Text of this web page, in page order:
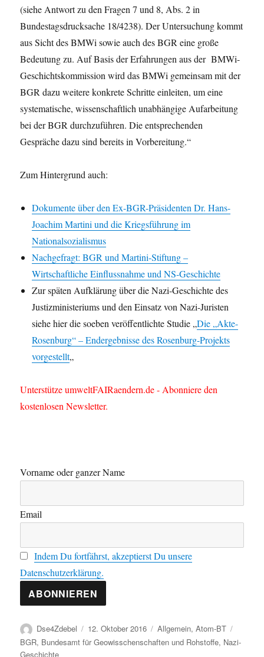
(siehe Antwort zu den Fragen 7 und 8, Abs. 2 in
Bundestagsdrucksache 18/4238). Der Untersuchung kommt
aus Sicht des BMWi sowie auch des BGR eine große
Bedeutung zu. Auf Basis der Erfahrungen aus der BMWi-
Geschichtskommission wird das BMWi gemeinsam mit der
BGR dazu weitere konkrete Schritte einleiten, um eine
systematische, wissenschaftlich unabhängige Aufarbeitung
bei der BGR durchzuführen. Die entsprechenden
Gespräche dazu sind bereits in Vorbereitung.“
Zum Hintergrund auch:
Dokumente über den Ex-BGR-Präsidenten Dr. Hans-
Joachim Martini und die Kriegsführung im
Nationalsozialismus
Nachgefragt: BGR und Martini-Stiftung –
Wirtschaftliche Einflussnahme und NS-Geschichte
Zur späten Aufklärung über die Nazi-Geschichte des
Justizministeriums und den Einsatz von Nazi-Juristen
siehe hier die soeben veröffentlichte Studie „Die „Akte-
Rosenburg“ – Endergebnisse des Rosenburg-Projekts
vorgestellt„
Unterstütze umweltFAIRaendern.de - Abonniere den
kostenlosen Newsletter.
Vorname oder ganzer Name
Email
Indem Du fortfährst, akzeptierst Du unsere
Datenschutzerklärung.
Autor
Dse4Zdebel
Veröffentlicht
am
12. Oktober 2016 Kategorien
Allgemein,Atom-BT
BGR, Bundesamt für Geowisschenschaften und Rohstoffe, Nazi-
Geschichte